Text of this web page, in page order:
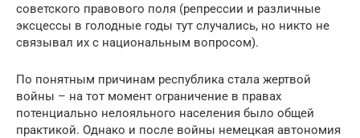
советского правового поля (репрессии и различные
эксцессы в голодные годы тут случались, но никто не
связывал их с национальным вопросом).
По понятным причинам республика стала жертвой
войны – на тот момент ограничение в правах
потенциально нелояльного населения было общей
практикой. Однако и после войны немецкая автономия